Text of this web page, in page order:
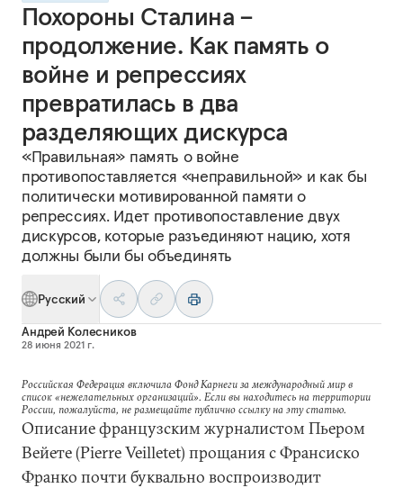
Похороны Сталина –
продолжение. Как память о
войне и репрессиях
превратилась в два
разделяющих дискурса
«Правильная» память о войне
противопоставляется «неправильной» и как бы
политически мотивированной памяти о
репрессиях. Идет противопоставление двух
дискурсов, которые разъединяют нацию, хотя
должны были бы объединять
Русский
Андрей Колесников
28 июня 2021 г.
Российская Федерация включила Фонд Карнеги за международный мир в
список «нежелательных организаций». Если вы находитесь на территории
России, пожалуйста, не размещайте публично ссылку на эту статью.
Описание французским журналистом Пьером
Вейетe (Pierre Veilletet) прощания с Франсиско
Франко почти буквально воспроизводит